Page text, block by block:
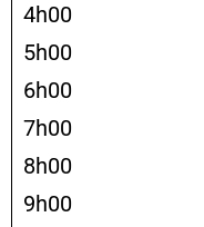
4h00
5h00
6h00
7h00
8h00
9h00